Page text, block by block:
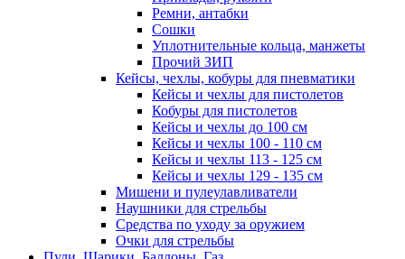
Ремни, антабки
Сошки
Уплотнительные кольца, манжеты
Прочий ЗИП
Кейсы, чехлы, кобуры для пневматики
Кейсы и чехлы для пистолетов
Кобуры для пистолетов
Кейсы и чехлы до 100 см
Кейсы и чехлы 100 - 110 см
Кейсы и чехлы 113 - 125 см
Кейсы и чехлы 129 - 135 см
Мишени и пулеулавливатели
Наушники для стрельбы
Средства по уходу за оружием
Очки для стрельбы